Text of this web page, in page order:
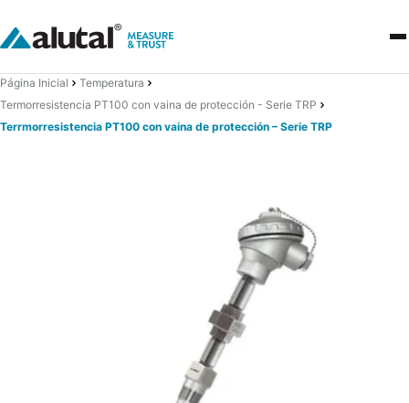
Página Inicial
Temperatura
Termorresistencia PT100 con vaina de protección - Serie TRP
Terrmorresistencia PT100 con vaina de protección – Serie TRP